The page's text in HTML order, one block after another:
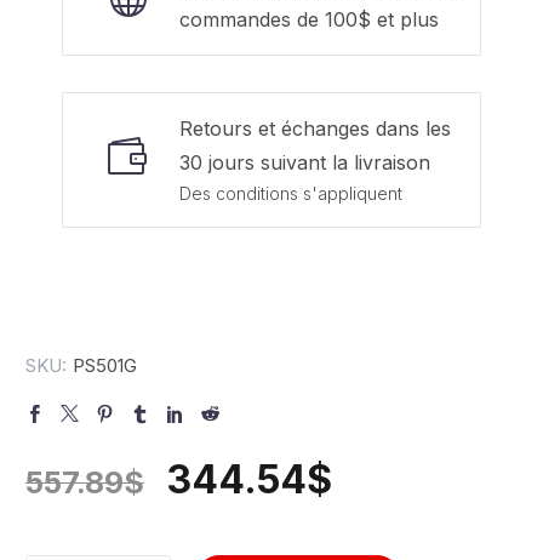
commandes de 100$ et plus
Retours et échanges dans les
30 jours suivant la livraison
Des conditions s'appliquent
SKU: PS501G
557.89$ 344.54$